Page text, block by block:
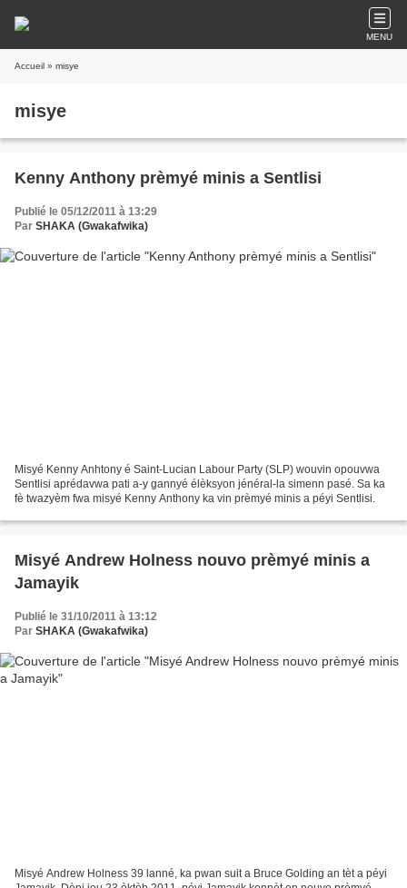
MENU
Accueil » misye
misye
Kenny Anthony prèmyé minis a Sentlisi
Publié le 05/12/2011 à 13:29
Par SHAKA (Gwakafwika)
Misyé Kenny Anhtony é Saint-Lucian Labour Party (SLP) wouvin opouvwa
Sentlisi aprédavwa pati a-y gannyé élèksyon jénéral-la simenn pasé. Sa ka
fè twazyèm fwa misyé Kenny Anthony ka vin prèmyé minis a péyi Sentlisi.
Misyé Andrew Holness nouvo prèmyé minis a
Jamayik
Publié le 31/10/2011 à 13:12
Par SHAKA (Gwakafwika)
Misyé Andrew Holness 39 lanné, ka pwan suit a Bruce Golding an tèt a péyi